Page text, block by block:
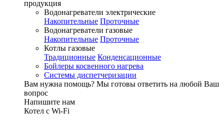
продукция
Водонагреватели электрические
Накопительные Проточные
Водонагреватели газовые
Накопительные Проточные
Котлы газовые
Традиционные Конденсационные
Бойлеры косвенного нагрева
Системы диспетчеризации
Вам нужна помощь? Мы готовы ответить на любой Ваш
вопрос
Напишите нам
Котел с Wi-Fi